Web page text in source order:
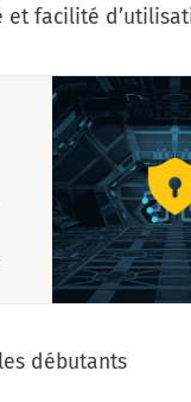
et facilité
débutants